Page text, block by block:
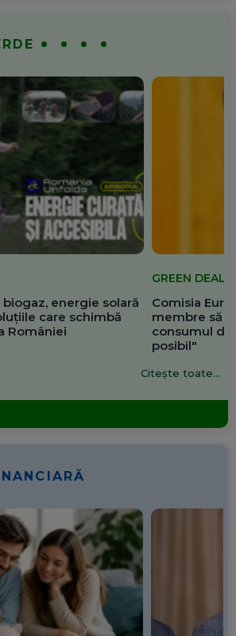
energie solară
care schimbă
României
GREEN DEAL
Comisia
membre să
consumul de
posibil"
Citește toate...